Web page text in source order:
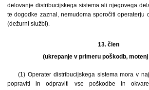
delovanje distribucijskega sistema ali njegovega
te dogodke zaznal, nemudoma sporočiti operaterju
(dežurni službi).
13. člen
(ukrepanje v primeru poškodb,
(1) Operater distribucijskega sistema mora v
popraviti in odpraviti vse poškodbe in